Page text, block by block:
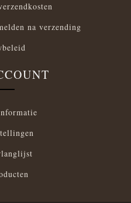
na verzending